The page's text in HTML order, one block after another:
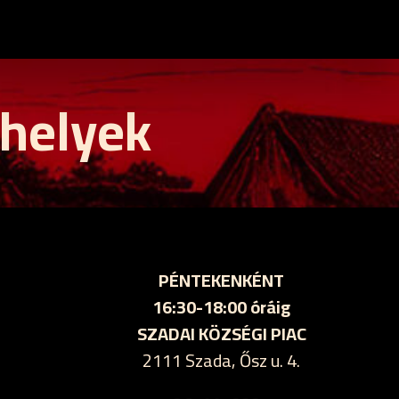
PÉNTEKENKÉNT
16:30-18:00 óráig
SZADAI KÖZSÉGI PIAC
2111 Szada, Ősz u. 4.